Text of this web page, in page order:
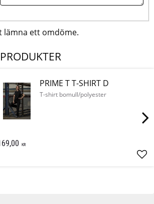
lämna ett omdöme.
PRIME T T-SHIRT D
T-shirt bomull/polyester
KR